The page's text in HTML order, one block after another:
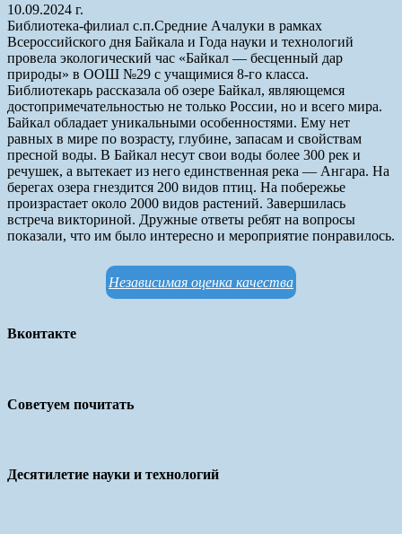
10.09.2024 г.
Библиотека-филиал с.п.Средние Ачалуки в рамках
Всероссийского дня Байкала и Года науки и технологий
провела экологический час «Байкал — бесценный дар
природы» в ООШ №29 с учащимися 8-го класса.
Библиотекарь рассказала об озере Байкал, являющемся
достопримечательностью не только России, но и всего мира.
Байкал обладает уникальными особенностями. Ему нет
равных в мире по возрасту, глубине, запасам и свойствам
пресной воды. В Байкал несут свои воды более 300 рек и
речушек, а вытекает из него единственная река — Ангара. На
берегах озера гнездится 200 видов птиц. На побережье
произрастает около 2000 видов растений. Завершилась
встреча викториной. Дружные ответы ребят на вопросы
показали, что им было интересно и мероприятие понравилось.
Независимая оценка качества
Вконтакте
Советуем почитать
Десятилетие науки и технологий